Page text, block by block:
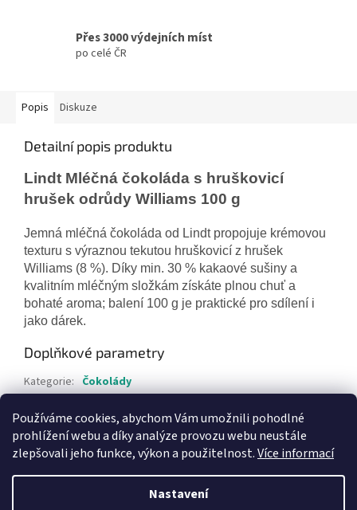
Používáme cookies, abychom Vám umožnili pohodlné
prohlížení webu a díky analýze provozu webu neustále
zlepšovali jeho funkce, výkon a použitelnost.Více informací
Nastavení
Přes 3000 výdejních míst
po celé ČR
Popis Diskuze
Detailní popis produktu
Lindt Mléčná čokoláda s hruškovicí
hrušek odrůdy Williams 100 g
Jemná mléčná čokoláda od Lindt propojuje krémovou
texturu s výraznou tekutou hruškovicí z hrušek
Williams (8 %). Díky min. 30 % kakaové sušiny a
kvalitním mléčným složkám získáte plnou chuť a
bohaté aroma; balení 100 g je praktické pro sdílení i
jako dárek.
Doplňkové parametry
Kategorie: Čokolády
EAN: 4000539003202
Vytvořil Shoptet